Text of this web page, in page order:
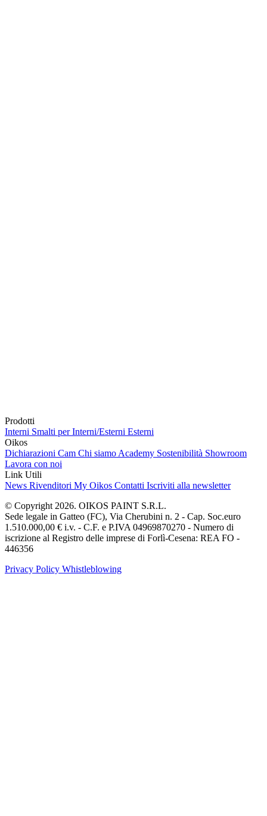
Prodotti
Interni Smalti per Interni/Esterni Esterni
Oikos
Dichiarazioni Cam Chi siamo Academy Sostenibilità Showroom
Lavora con noi
Link Utili
News Rivenditori My Oikos Contatti Iscriviti alla newsletter
© Copyright 2026. OIKOS PAINT S.R.L.
Sede legale in Gatteo (FC), Via Cherubini n. 2 - Cap. Soc.euro
1.510.000,00 € i.v. - C.F. e P.IVA 04969870270 - Numero di
iscrizione al Registro delle imprese di Forlì-Cesena: REA FO -
446356
Privacy Policy Whistleblowing